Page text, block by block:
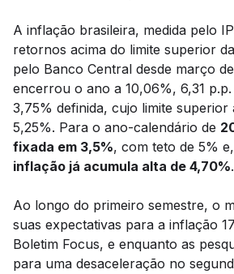
A inflação brasileira, medida pelo
retornos acima do limite superior
pelo Banco Central desde março
encerrou o ano a 10,06%, 6,31 p.p.
3,75% definida, cujo limite superior
5,25%. Para o ano-calendário de
fixada em 3,5%, com teto de 5% e,
inflação já acumula alta de 4,70%.
Ao longo do primeiro semestre, o
suas expectativas para a inflação
Boletim Focus, e enquanto as
para uma desaceleração no